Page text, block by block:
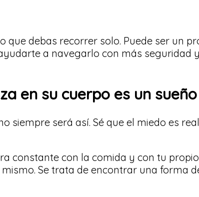
debas recorrer solo. Puede ser un
a navegarlo con más seguridad
en su cuerpo es un
siempre será así. Sé que el miedo es
constante con la comida y con tu
Se trata de encontrar una forma